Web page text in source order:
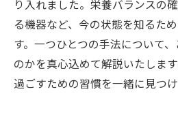
り入れました。栄養バランスの
る機器など、今の状態を知るた
す。一つひとつの手法について
のかを真心込めて解説いたしま
過ごすための習慣を一緒に見つ